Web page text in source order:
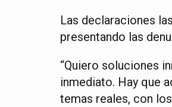
Las declaraciones
presentando las
“Quiero soluciones
inmediato. Hay que
temas reales, con